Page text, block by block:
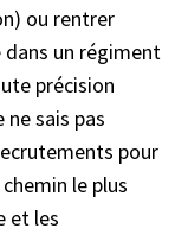
ou rentrer
un régiment
précision
sais pas
pour
le plus
et les